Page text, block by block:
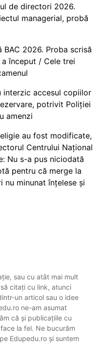
de directori 2026.
managerial, probă
BAC 2026. Proba scrisă
început / Cele trei
interzic accesul copiilor
potrivit Poliției
amenzi
au fost modificate,
Centrului Național
Nu s-a pus niciodată
pentru că merge la
nu minunat înțelese și
sau cu atât mai mult
citați cu link, atunci
un articol sau o idee
ne-am asumat
că și publicațiile cu
la fel. Ne bucurăm
Edupedu.ro și suntem